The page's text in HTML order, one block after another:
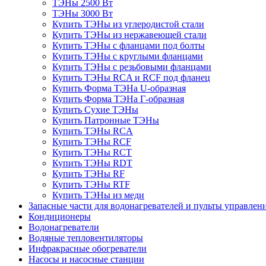
ТЭНы 2500 Вт
ТЭНы 3000 Вт
Купить ТЭНы из углеродистой стали
Купить ТЭНы из нержавеющей стали
Купить ТЭНы с фланцами под болты
Купить ТЭНы с круглыми фланцами
Купить ТЭНы с резьбовыми фланцами
Купить ТЭНы RCA и RCF под фланец
Купить Форма ТЭНа U-образная
Купить Форма ТЭНа Г-образная
Купить Сухие ТЭНы
Купить Патронные ТЭНы
Купить ТЭНы RCA
Купить ТЭНы RCF
Купить ТЭНы RCT
Купить ТЭНы RDT
Купить ТЭНы RF
Купить ТЭНы RTF
Купить ТЭНы из меди
Запасные части для водонагревателей и пульты
Кондиционеры
Водонагреватели
Водяные тепловентиляторы
Инфракрасные обогреватели
Насосы и насосные станции